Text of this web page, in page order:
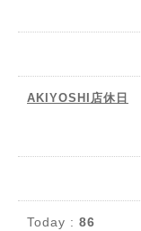
AKIYOSHI店休日
Today : 86